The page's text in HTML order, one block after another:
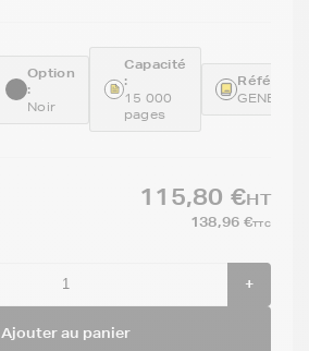
Option
:
Noir
Capacité
:
15 000
pages
115,80 €HT
138,96 €TTC
+
Ajouter au panier